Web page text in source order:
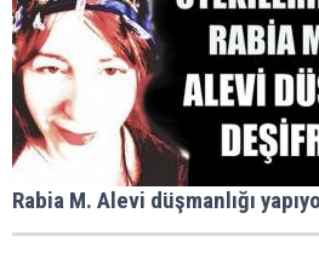
Rabia M. Alevi düşmanlığı